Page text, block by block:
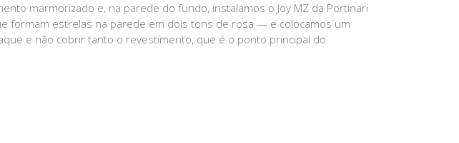
marmorizado e, na parede do fundo, instalamos o Joy MZ da Portinari
formam estrelas na parede em dois tons de rosa — e colocamos um
e não cobrir tanto o revestimento, que é o ponto principal do